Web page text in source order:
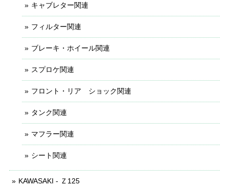
キャブレター関連
フィルター関連
ブレーキ・ホイール関連
スプロケ関連
フロント・リア ショック関連
タンク関連
マフラー関連
シート関連
KAWASAKI - Ｚ125